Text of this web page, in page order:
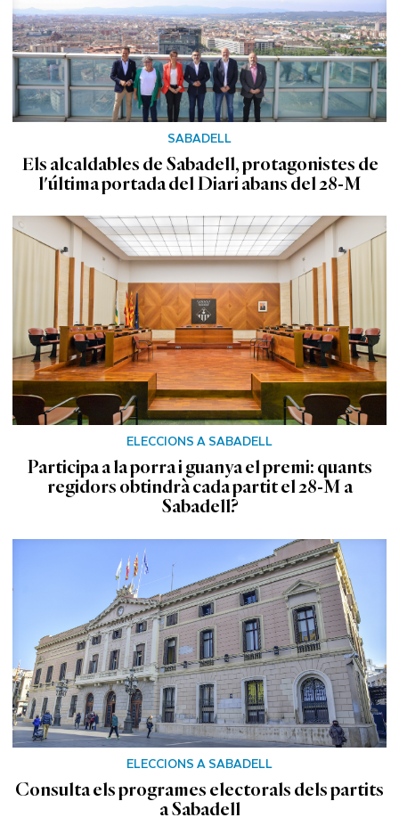
SABADELL
Els alcaldables de Sabadell, protagonistes de
l'última portada del Diari abans del 28-M
ELECCIONS A SABADELL
Participa a la porra i guanya el premi: quants
regidors obtindrà cada partit el 28-M a
Sabadell?
ELECCIONS A SABADELL
Consulta els programes electorals dels partits
a Sabadell